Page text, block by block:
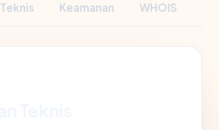
Teknis Keamanan WHOIS